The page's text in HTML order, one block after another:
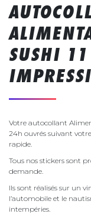
SUSHI 11
Votre autocollant
24h ouvrés suivant
rapide.
Tous nos stickers sont
demande.
Ils sont réalisés sur un
l’automobile et le
intempéries.